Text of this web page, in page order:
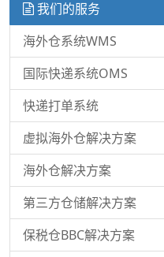
我们的服务
海外仓系统WMS
国际快递系统OMS
快递打单系统
虚拟海外仓解决方案
海外仓解决方案
第三方仓储解决方案
保税仓BBC解决方案